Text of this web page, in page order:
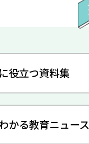
役立つ資料集
かる教育ニュース